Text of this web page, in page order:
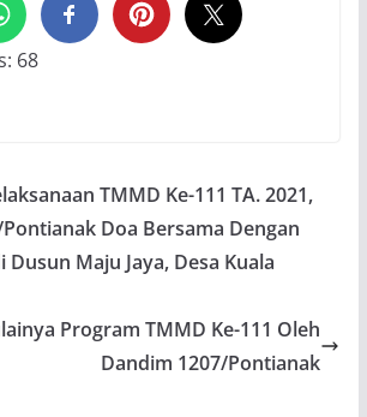
68
TMMD Ke-111 TA. 2021,
Doa Bersama Dengan
Maju Jaya, Desa Kuala
Program TMMD Ke-111 Oleh
Dandim 1207/Pontianak